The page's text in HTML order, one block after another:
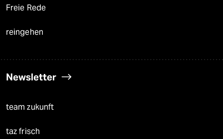
Freie Rede
reingehen
Newsletter
team zukunft
taz frisch